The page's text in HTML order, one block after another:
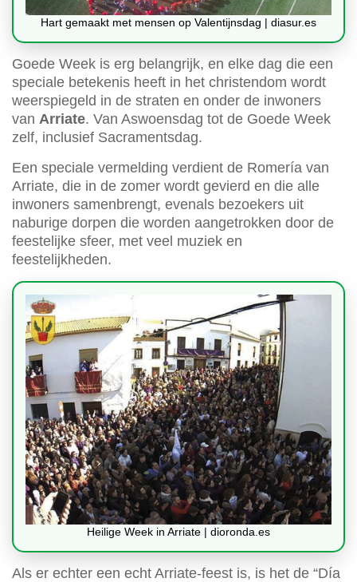
Hart gemaakt met mensen op Valentijnsdag | diasur.es
Goede Week is erg belangrijk, en elke dag die een
speciale betekenis heeft in het christendom wordt
weerspiegeld in de straten en onder de inwoners
van Arriate. Van Aswoensdag tot de Goede Week
zelf, inclusief Sacramentsdag.
Een speciale vermelding verdient de Romería van
Arriate, die in de zomer wordt gevierd en die alle
inwoners samenbrengt, evenals bezoekers uit
naburige dorpen die worden aangetrokken door de
feestelijke sfeer, met veel muziek en
feestelijkheden.
Heilige Week in Arriate | dioronda.es
Als er echter een echt Arriate-feest is, is het de “Día